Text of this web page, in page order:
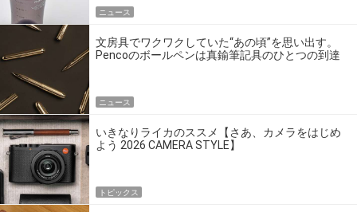
ニュース
文房具でワクワクしていた“あの頃”を思い出す。
Pencoのボールペンは真鍮筆記具のひとつの到達
ニュース
いきなりライカのススメ【さあ、カメラをはじめ
よう 2026 CAMERA STYLE】
トピックス